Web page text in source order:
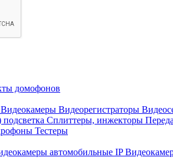
домофонов
Видеокамеры Видеорегистраторы
Сплиттеры, инжекторы
Тестеры
автомобильные IP